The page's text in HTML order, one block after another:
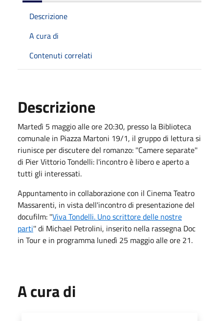
Descrizione
A cura di
Contenuti correlati
Descrizione
Martedì 5 maggio alle ore 20:30, presso la Biblioteca
comunale in Piazza Martoni 19/1, il gruppo di lettura si
riunisce per discutere del romanzo: ''Camere separate''
di Pier Vittorio Tondelli: l'incontro è libero e aperto a
tutti gli interessati.
Appuntamento in collaborazione con il Cinema Teatro
Massarenti, in vista dell'incontro di presentazione del
docufilm: ''Viva Tondelli. Uno scrittore delle nostre
parti'' di Michael Petrolini, inserito nella rassegna Doc
in Tour e in programma lunedì 25 maggio alle ore 21.
A cura di